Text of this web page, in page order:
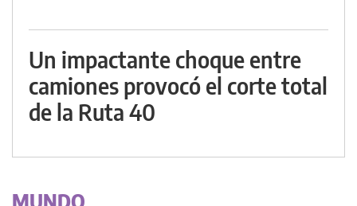
Un impactante choque entre
camiones provocó el corte total
de la Ruta 40